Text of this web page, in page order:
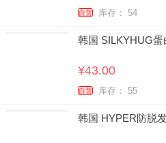
自营 库存： 54
韩国 SILKYHUG
¥43.00
自营 库存： 55
韩国 HYPER防脱